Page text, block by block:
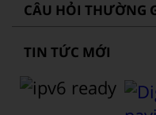
CÂU HỎI THƯỜNG
TIN TỨC MỚI